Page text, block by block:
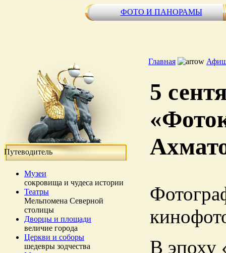
ФОТО И ПАНОРАМЫ
Путеводитель
Музеи
сокровища и чудеса истории
Театры
Мельпомена Северной
столицы
Дворцы и площади
величие города
Церкви и соборы
шедевры зодчества
Главная
5
В эпоху